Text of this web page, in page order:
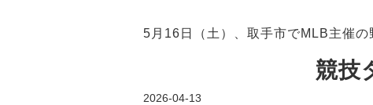
5月16日（土）、取手市でMLB主催
競技
2026-04-13